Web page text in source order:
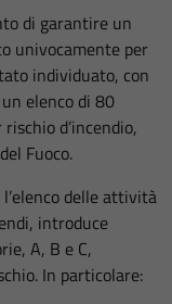
di garantire un
univocamente per
individuato, con
un elenco di 80
d’incendio,
Fuoco.
delle attività
introduce
A, B e C,
In particolare: